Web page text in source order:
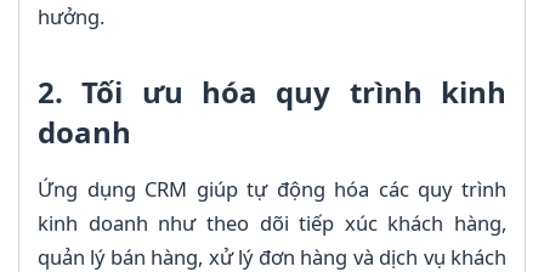
hưởng.
2. Tối ưu hóa quy trình kinh
doanh
Ứng dụng CRM giúp tự động hóa các quy trình
kinh doanh như theo dõi tiếp xúc khách hàng,
quản lý bán hàng, xử lý đơn hàng và dịch vụ khách